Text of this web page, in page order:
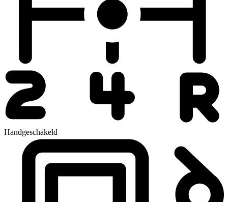
Handgeschakeld